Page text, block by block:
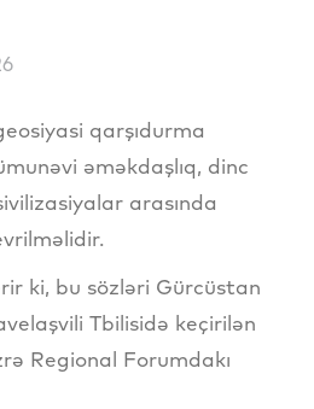
qarşıdurma
əməkdaşlıq, dinc
arasında
ki, bu sözləri Gürcüstan
Tbilisidə keçirilən
Regional Forumdakı